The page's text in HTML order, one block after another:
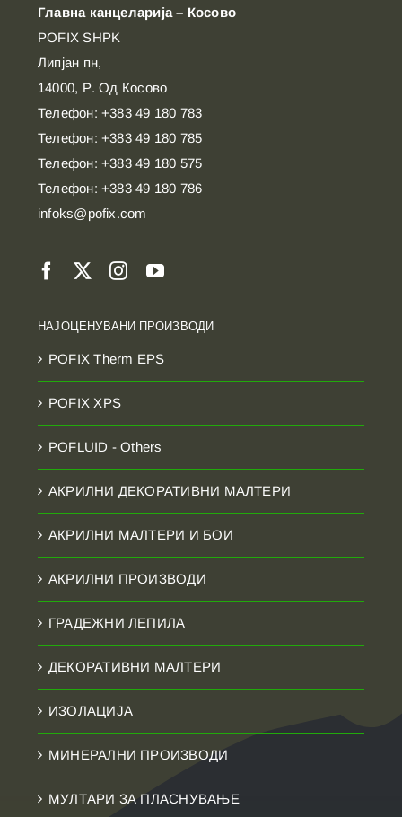
Главна канцеларија – Косово
POFIX SHPK
Липјан пн,
14000, Р. Од Косово
Телефон: +383 49 180 783
Телефон: +383 49 180 785
Телефон: +383 49 180 575
Телефон: +383 49 180 786
infoks@pofix.com
НАЈОЦЕНУВАНИ ПРОИЗВОДИ
POFIX Therm EPS
POFIX XPS
POFLUID - Others
АКРИЛНИ ДЕКОРАТИВНИ МАЛТЕРИ
АКРИЛНИ МАЛТЕРИ И БОИ
АКРИЛНИ ПРОИЗВОДИ
ГРАДЕЖНИ ЛЕПИЛА
ДЕКОРАТИВНИ МАЛТЕРИ
ИЗОЛАЦИЈА
МИНЕРАЛНИ ПРОИЗВОДИ
МУЛТАРИ ЗА ПЛАСНУВАЊЕ